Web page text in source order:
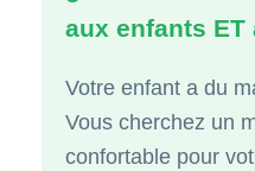
aux enfants ET
Votre enfant a du
Vous cherchez un
confortable pour